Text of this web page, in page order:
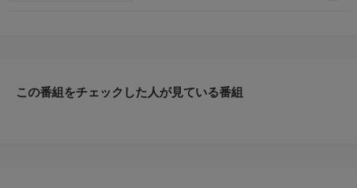
この番組をチェックした人が見ている番組